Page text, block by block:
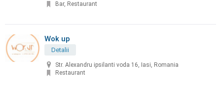
Bar, Restaurant
Wok up
Detalii
Str. Alexandru ipsilanti voda 16, Iasi, Romania
Restaurant